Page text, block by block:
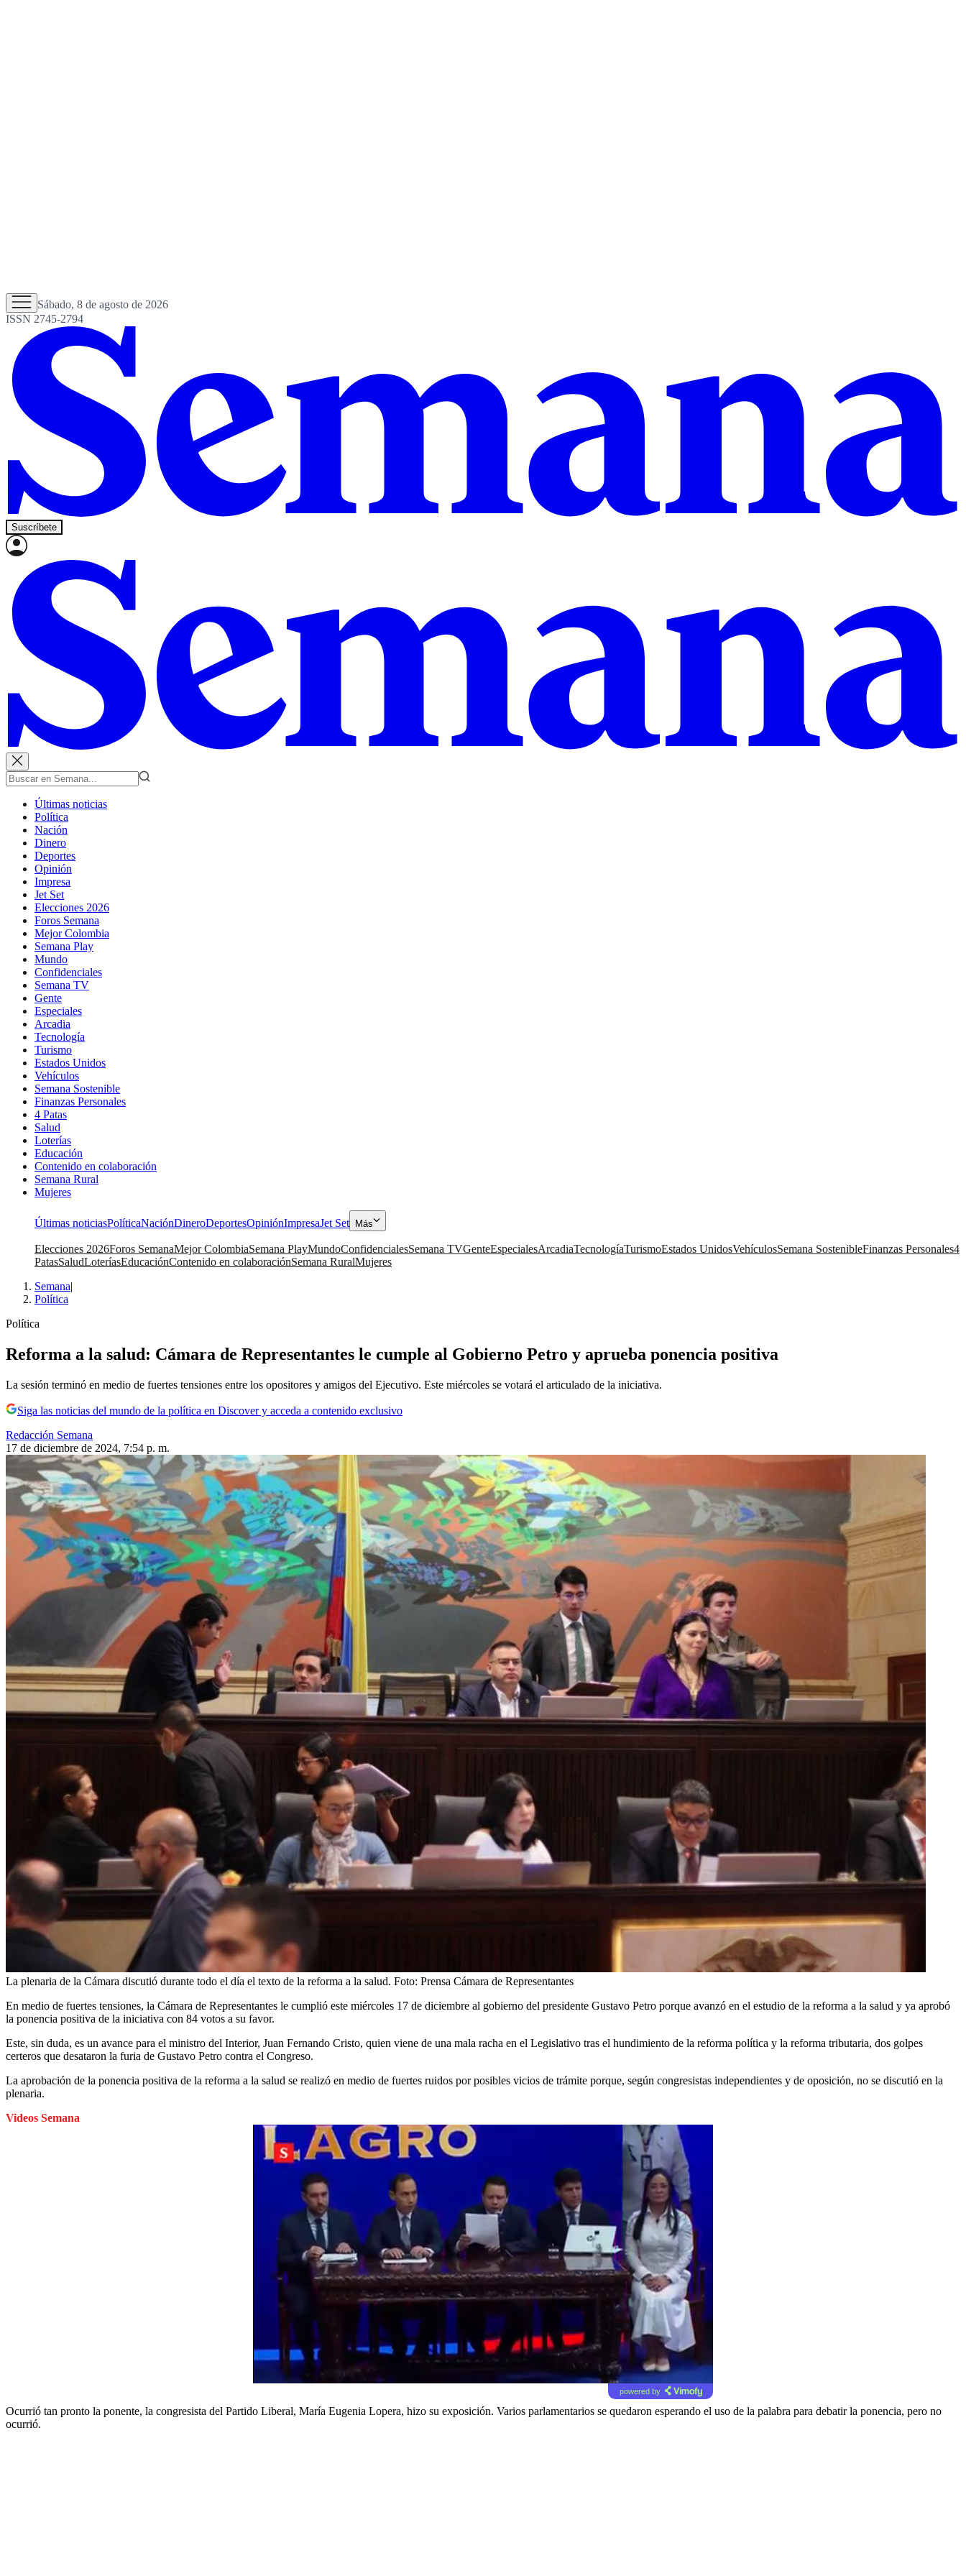
Sábado, 8 de agosto de 2026
ISSN 2745-2794
Suscríbete
Últimas noticias
Política
Nación
Dinero
Deportes
Opinión
Impresa
Jet Set
Elecciones 2026
Foros Semana
Mejor Colombia
Semana Play
Mundo
Confidenciales
Semana TV
Gente
Especiales
Arcadia
Tecnología
Turismo
Estados Unidos
Vehículos
Semana Sostenible
Finanzas Personales
4 Patas
Salud
Loterías
Educación
Contenido en colaboración
Semana Rural
Mujeres
Últimas noticiasPolíticaNaciónDineroDeportesOpiniónImpresaJet Set Más
Elecciones 2026Foros SemanaMejor ColombiaSemana PlayMundoConfidencialesSemana TVGenteEspecialesArcadiaTecnologíaTurismoEstados UnidosVehículosSemana SostenibleFinanzas Personales4
PatasSaludLoteríasEducaciónContenido en colaboraciónSemana RuralMujeres
Semana|
Política
Política
Reforma a la salud: Cámara de Representantes le cumple al Gobierno Petro y aprueba ponencia positiva
La sesión terminó en medio de fuertes tensiones entre los opositores y amigos del Ejecutivo. Este miércoles se votará el articulado de la iniciativa.
Siga las noticias del mundo de la política en Discover y acceda a contenido exclusivo
Redacción Semana
17 de diciembre de 2024, 7:54 p. m.
La plenaria de la Cámara discutió durante todo el día el texto de la reforma a la salud. Foto: Prensa Cámara de Representantes
En medio de fuertes tensiones, la Cámara de Representantes le cumplió este miércoles 17 de diciembre al gobierno del presidente Gustavo Petro porque avanzó en el estudio de la reforma a la salud y ya aprobó
la ponencia positiva de la iniciativa con 84 votos a su favor.
Este, sin duda, es un avance para el ministro del Interior, Juan Fernando Cristo, quien viene de una mala racha en el Legislativo tras el hundimiento de la reforma política y la reforma tributaria, dos golpes
certeros que desataron la furia de Gustavo Petro contra el Congreso.
La aprobación de la ponencia positiva de la reforma a la salud se realizó en medio de fuertes ruidos por posibles vicios de trámite porque, según congresistas independientes y de oposición, no se discutió en la
plenaria.
Videos Semana
powered by
Ocurrió tan pronto la ponente, la congresista del Partido Liberal, María Eugenia Lopera, hizo su exposición. Varios parlamentarios se quedaron esperando el uso de la palabra para debatir la ponencia, pero no
ocurrió.